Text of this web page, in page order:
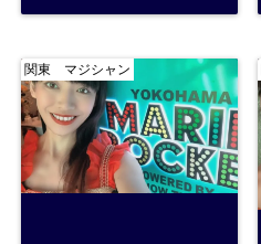
関東 マジシャン